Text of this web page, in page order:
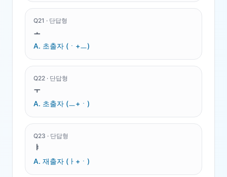
Q21 · 단답형
ㅗ
A. 초출자 (ㆍ+ㅡ)
Q22 · 단답형
ㅜ
A. 초출자 (ㅡ+ㆍ)
Q23 · 단답형
ㅑ
A. 재출자 (ㅏ+ㆍ)